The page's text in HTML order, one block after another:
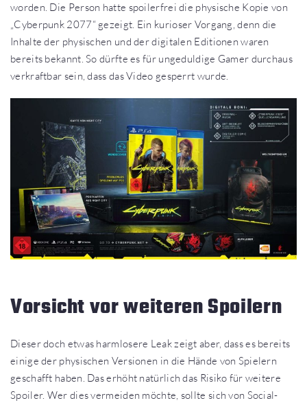
worden. Die Person hatte spoilerfrei die physische Kopie von
„Cyberpunk 2077“ gezeigt. Ein kurioser Vorgang, denn die
Inhalte der physischen und der digitalen Editionen waren
bereits bekannt. So dürfte es für ungeduldige Gamer durchaus
verkraftbar sein, dass das Video gesperrt wurde.
Vorsicht vor weiteren Spoilern
Dieser doch etwas harmlosere Leak zeigt aber, dass es bereits
einige der physischen Versionen in die Hände von Spielern
geschafft haben. Das erhöht natürlich das Risiko für weitere
Spoiler. Wer dies vermeiden möchte, sollte sich von Social-